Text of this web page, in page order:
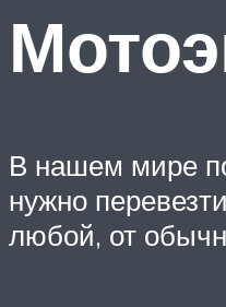
В нашем мире
нужно
любой, от